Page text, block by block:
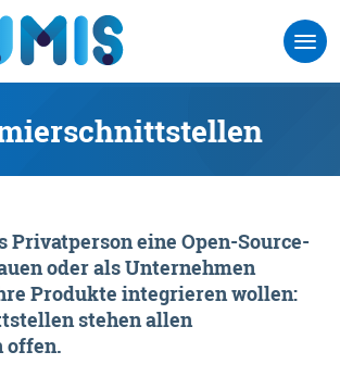
Privatperson eine Open-Source-
oder als Unternehmen
Produkte integrieren wollen:
stehen allen
offen.